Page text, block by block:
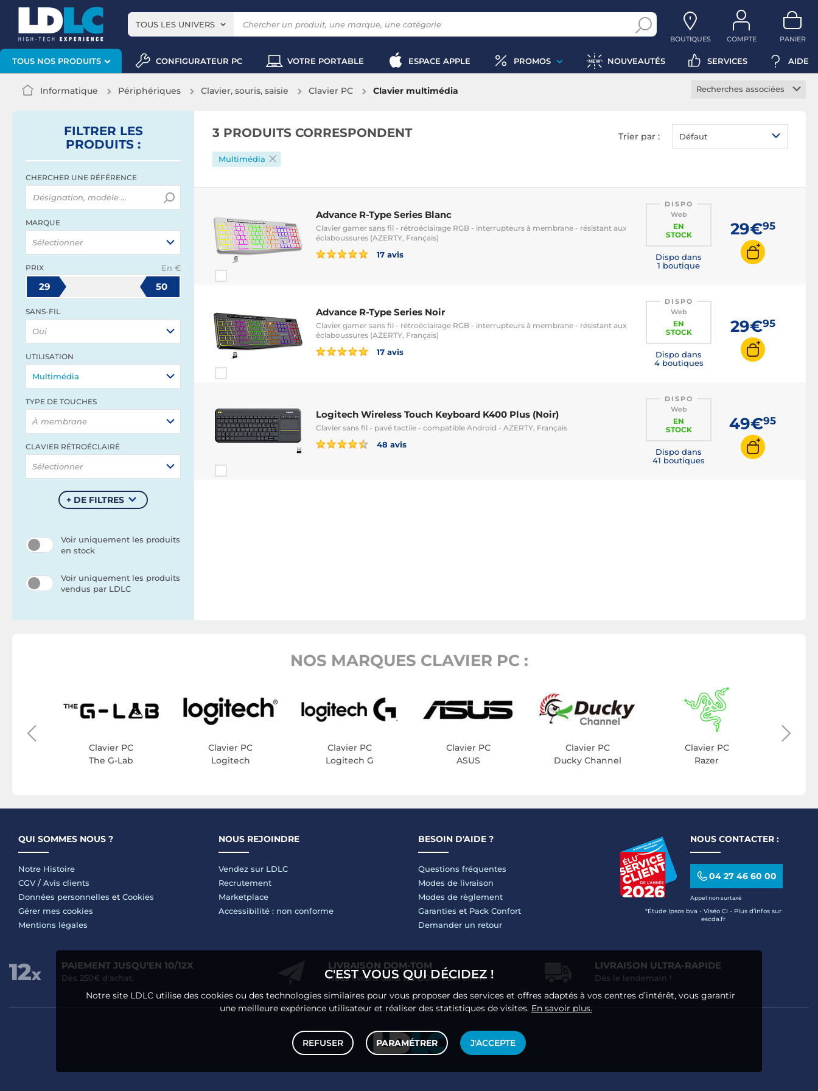
TOUS LES UNIVERS
BOUTIQUES COMPTE PANIER
TOUS NOS PRODUITS CONFIGURATEUR PC VOTRE PORTABLE ESPACE APPLE PROMOS NOUVEAUTÉS SERVICES AIDE
Informatique Périphériques Clavier, souris, saisie Clavier PC Clavier multimédia
Recherches associées
Clavier mécanique
Clavier à membranes
Clavier multimédia
Clavier bureautique
Clavier ergonomique
Clavier optique
Clavier compact
Clavier magnétique / HE
Clavier filaire
FILTRER LES
PRODUITS :
CHERCHER UNE RÉFÉRENCE
MARQUE
Sélectionner
PRIX En €
29 50
SANS-FIL
Oui
UTILISATION
Multimédia
TYPE DE TOUCHES
À membrane
CLAVIER RÉTROÉCLAIRÉ
Sélectionner
+ DE FILTRES
Voir uniquement les produits
en stock
Voir uniquement les produits
vendus par LDLC
3 PRODUITS CORRESPONDENT Trier par : Défaut
Multimédia
Advance R-Type Series Blanc
Clavier gamer sans fil - rétroéclairage RGB - interrupteurs à membrane - résistant aux
éclaboussures (AZERTY, Français)
17 avis
DISPO
Web
EN
STOCK
Dispo dans
1 boutique
29€95
Advance R-Type Series Noir
Clavier gamer sans fil - rétroéclairage RGB - interrupteurs à membrane - résistant aux
éclaboussures (AZERTY, Français)
17 avis
DISPO
Web
EN
STOCK
Dispo dans
4 boutiques
29€95
Logitech Wireless Touch Keyboard K400 Plus (Noir)
Clavier sans fil - pavé tactile - compatible Android - AZERTY, Français
48 avis
DISPO
Web
EN
STOCK
Dispo dans
41 boutiques
49€95
NOS MARQUES CLAVIER PC :
Clavier PC
The G-Lab
Clavier PC
Logitech
Clavier PC
Logitech G
Clavier PC
ASUS
Clavier PC
Ducky Channel
Clavier PC
Razer
QUI SOMMES NOUS ?
Notre Histoire
CGV / Avis clients
Données personnelles et Cookies
Gérer mes cookies
Mentions légales
NOUS REJOINDRE
Vendez sur LDLC
Recrutement
Marketplace
Accessibilité : non conforme
BESOIN D'AIDE ?
Questions fréquentes
Modes de livraison
Modes de règlement
Garanties et Pack Confort
Demander un retour
NOUS CONTACTER :
04 27 46 60 00
Appel non surtaxé
*Étude Ipsos bva - Viséo CI - Plus d’infos sur
escda.fr
PAIEMENT JUSQU'EN 10/12X
Dès 250€ d'achat.
LIVRAISON DOM-TOM
Nous livrons dans les DOM-TOM en HT !
LIVRAISON ULTRA-RAPIDE
Dès le lendemain !
C'EST VOUS QUI DÉCIDEZ !
Notre site LDLC utilise des cookies ou des technologies similaires pour vous proposer des services et offres adaptés à vos centres d’intérêt, vous garantir
une meilleure expérience utilisateur et réaliser des statistiques de visites. En savoir plus.
REFUSER PARAMÉTRER J'ACCEPTE